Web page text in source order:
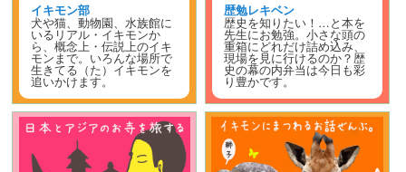
イキモン部
犬や猫、動物園、水族館に
いるリアル・イキモンか
ら、概念上・伝説上のイキ
モンまで。いろんな場所で
生きてる（た）イキモンを
追いかけます。
歴勉レキベン
歴史を知りたい！…と本を
先生にお勉強。小さな頭の
重箱にどれだけ詰め込み、
現場を見に行けるのか？歴
史の幕の内弁当は今日も彩
り豊かです。